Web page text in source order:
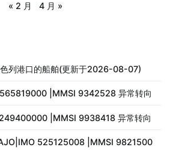
« 2 月 4 月 »
列港口的船舶(更新于2026-08-07)
|MMSI 9342528 异常转向
|MMSI 9938418 异常转向
525125008 |MMSI 9821500